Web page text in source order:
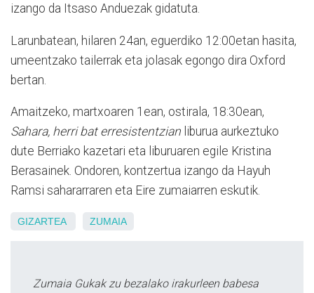
izango da Itsaso Anduezak gidatuta.
Larunbatean, hilaren 24an, eguerdiko 12:00etan hasita,
umeentzako tailerrak eta jolasak egongo dira Oxford
bertan.
Amaitzeko, martxoaren 1ean, ostirala, 18:30ean,
Sahara, herri bat erresistentzian liburua aurkeztuko
dute Berriako kazetari eta liburuaren egile Kristina
Berasainek. Ondoren, kontzertua izango da Hayuh
Ramsi sahararraren eta Eire zumaiarren eskutik.
GIZARTEA ZUMAIA
Zumaia Gukak zu bezalako irakurleen babesa